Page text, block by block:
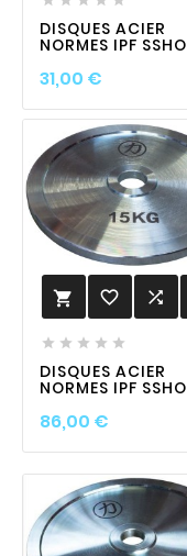
DISQUES ACIER
NORMES IPF
31,00 €Prix
 favorite_border 
    
DISQUES ACIER
NORMES IPF
86,00 €Prix